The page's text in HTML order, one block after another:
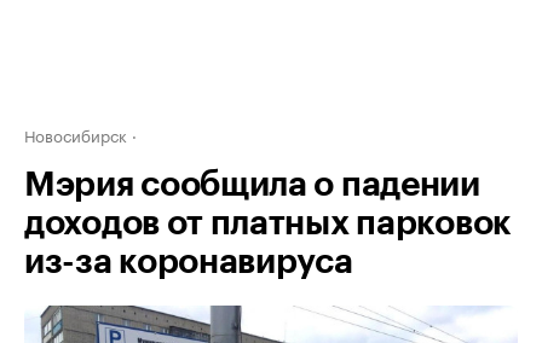
Новосибирск
Мэрия сообщила о падении
доходов от платных парковок
из-за коронавируса